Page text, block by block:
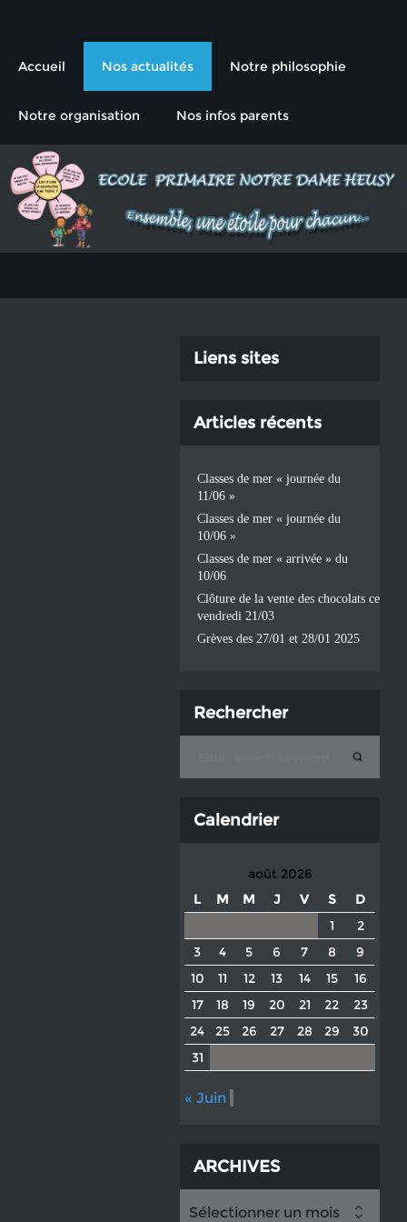
Notre-Dame Heusy
Accueil Nos actualités Notre philosophie
Notre organisation Nos infos parents
Liens sites
Articles récents
Classes de mer « journée du
11/06 »
Classes de mer « journée du
10/06 »
Classes de mer « arrivée » du
10/06
Clôture de la vente des chocolats ce
vendredi 21/03
Grèves des 27/01 et 28/01 2025
Rechercher
Calendrier
août 2026
L
M M J V S
D
1
2
3
4 5 6 7 8
9
10
11 12 13 14 15
16
17
18 19 20 21 22
23
24
25 26 27 28 29
30
31
« Juin
ARCHIVES
Sélectionner un mois